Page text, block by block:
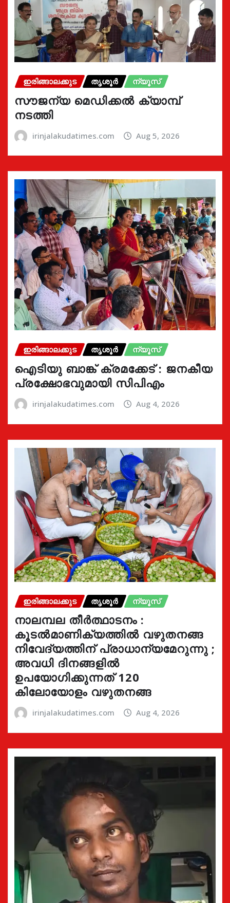
ഇരിങ്ങാലക്കുട തൃശൂർ ന്യൂസ്
സൗജന്യ മെഡിക്കൽ ക്യാമ്പ്
നടത്തി
irinjalakudatimes.com Aug 5, 2026
ഇരിങ്ങാലക്കുട തൃശൂർ ന്യൂസ്
ഐടിയു ബാങ്ക് ക്രമക്കേട് : ജനകീയ
പ്രക്ഷോഭവുമായി സിപിഎം
irinjalakudatimes.com Aug 4, 2026
ഇരിങ്ങാലക്കുട തൃശൂർ ന്യൂസ്
നാലമ്പല തീർത്ഥാടനം :
കൂടൽമാണിക്യത്തിൽ വഴുതനങ്ങ
നിവേദ്യത്തിന് പ്രാധാന്യമേറുന്നു ;
അവധി ദിനങ്ങളിൽ
ഉപയോഗിക്കുന്നത് 120
കിലോയോളം വഴുതനങ്ങ
irinjalakudatimes.com Aug 4, 2026